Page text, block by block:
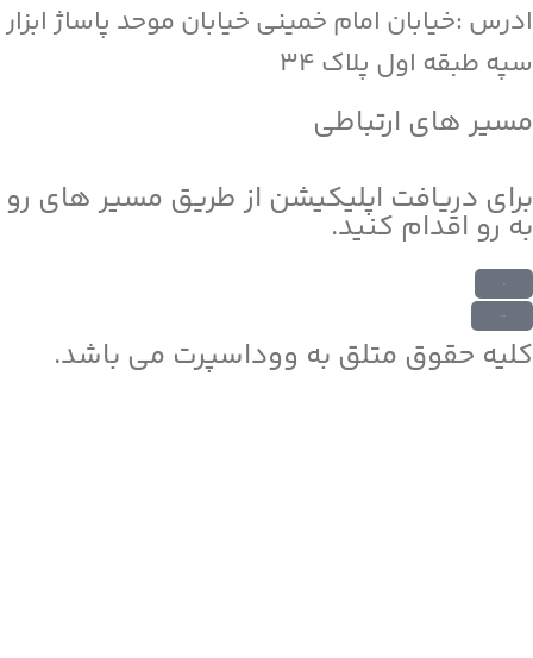
ادرس :خیابان امام خمینی خیابان موحد پاساژ ابزار
سپه طبقه اول پلاک 34
مسیر های ارتباطی
برای دریافت اپلیکیشن از طریق مسیر های رو
به رو اقدام کنید.
کلیه حقوق متلق به ووداسپرت می باشد.